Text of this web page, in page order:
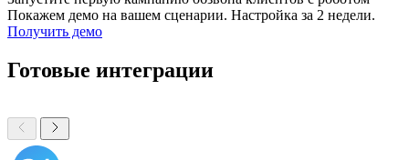
Покажем демо на вашем сценарии. Настройка за 2 недели.
Получить демо
Готовые интеграции